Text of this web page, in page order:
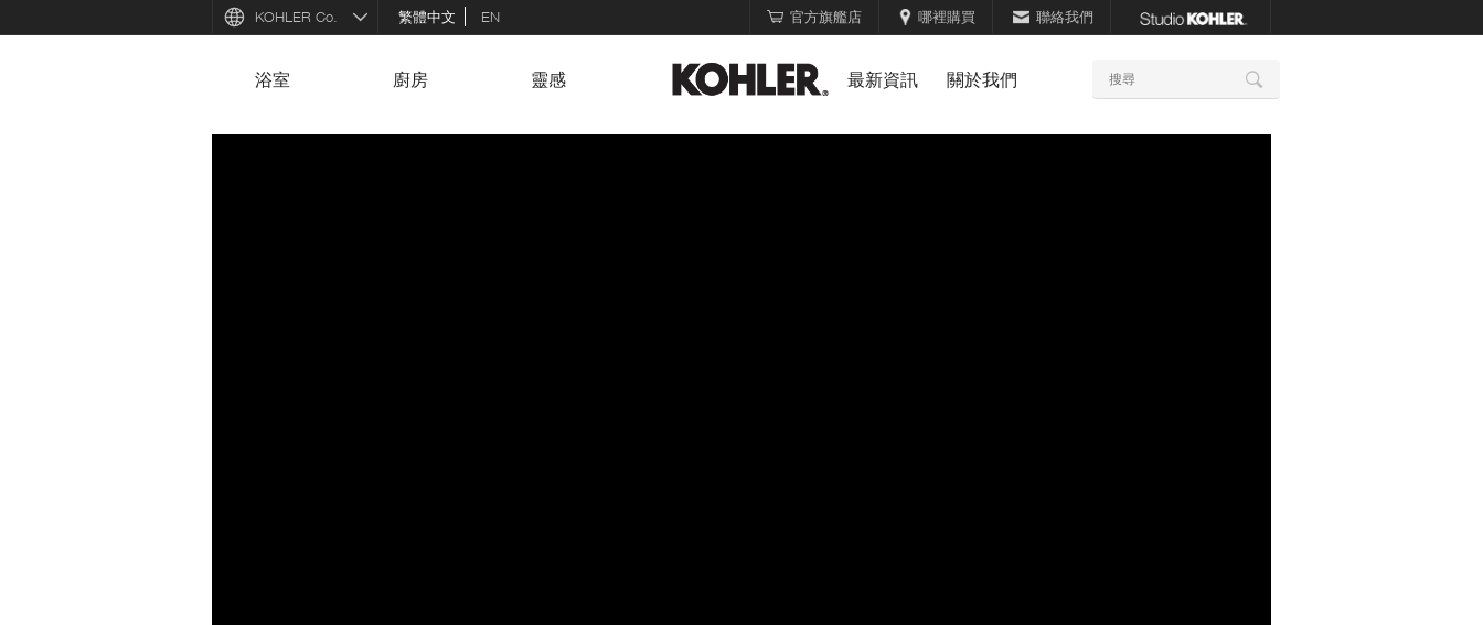
官方旗艦店 哪裡購買 聯絡我們
KOHLER Co. 繁體中文 EN
浴室 廚房 靈感 最新資訊 關於我們
尋